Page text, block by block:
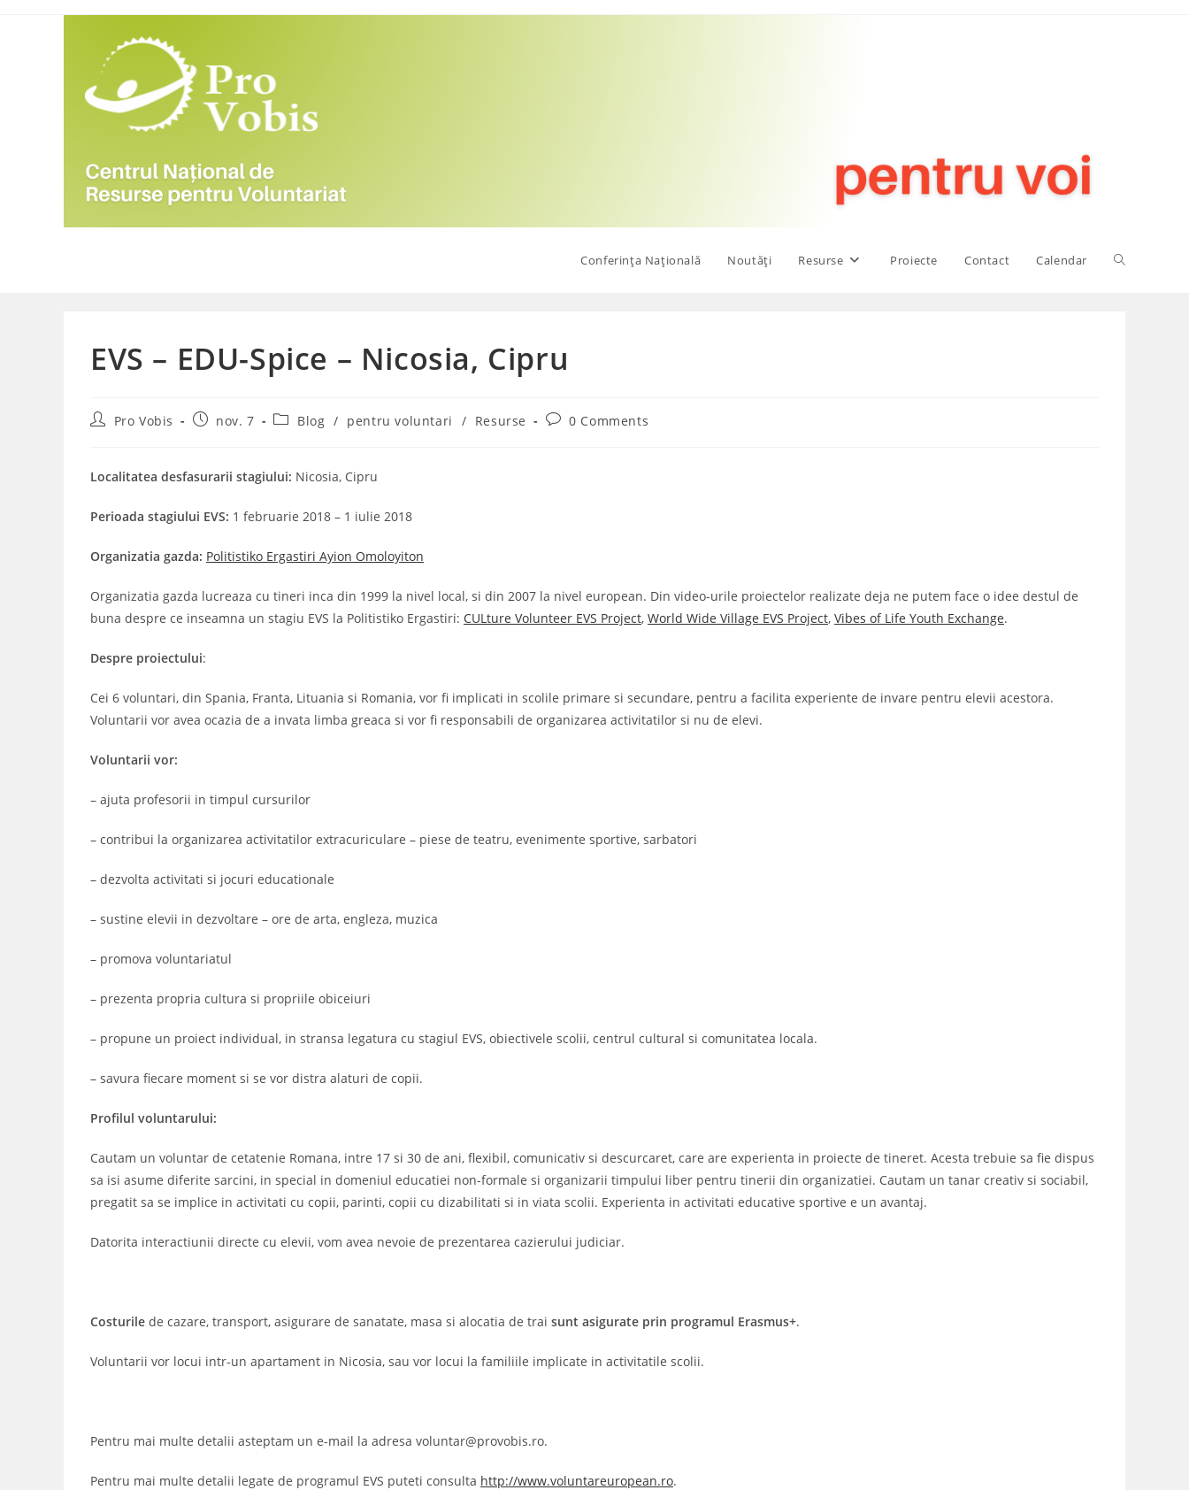
Conferința Națională Noutăți Resurse Proiecte Contact Calendar Toggle
EVS – EDU-Spice – Nicosia, Cipru
PostPro Vobis
Postnov. 7
PostBlog / pentru voluntari / Resurse
Post0 Comments
Localitatea desfasurarii stagiului: Nicosia, Cipru
Perioada stagiului EVS: 1 februarie 2018 – 1 iulie 2018
Organizatia gazda: Politistiko Ergastiri Ayion Omoloyiton
Organizatia gazda lucreaza cu tineri inca din 1999 la nivel local, si din 2007 la nivel european. Din video-urile proiectelor realizate deja ne putem face o idee destul de
buna despre ce inseamna un stagiu EVS la Politistiko Ergastiri: CULture Volunteer EVS Project, World Wide Village EVS Project, Vibes of Life Youth Exchange.
Despre proiectului:
Cei 6 voluntari, din Spania, Franta, Lituania si Romania, vor fi implicati in scolile primare si secundare, pentru a facilita experiente de invare pentru elevii acestora.
Voluntarii vor avea ocazia de a invata limba greaca si vor fi responsabili de organizarea activitatilor si nu de elevi.
Voluntarii vor:
– ajuta profesorii in timpul cursurilor
– contribui la organizarea activitatilor extracuriculare – piese de teatru, evenimente sportive, sarbatori
– dezvolta activitati si jocuri educationale
– sustine elevii in dezvoltare – ore de arta, engleza, muzica
– promova voluntariatul
– prezenta propria cultura si propriile obiceiuri
– propune un proiect individual, in stransa legatura cu stagiul EVS, obiectivele scolii, centrul cultural si comunitatea locala.
– savura fiecare moment si se vor distra alaturi de copii.
Profilul voluntarului:
Cautam un voluntar de cetatenie Romana, intre 17 si 30 de ani, flexibil, comunicativ si descurcaret, care are experienta in proiecte de tineret. Acesta trebuie sa fie dispus
sa isi asume diferite sarcini, in special in domeniul educatiei non-formale si organizarii timpului liber pentru tinerii din organizatiei. Cautam un tanar creativ si sociabil,
pregatit sa se implice in activitati cu copii, parinti, copii cu dizabilitati si in viata scolii. Experienta in activitati educative sportive e un avantaj.
Datorita interactiunii directe cu elevii, vom avea nevoie de prezentarea cazierului judiciar.
Costurile de cazare, transport, asigurare de sanatate, masa si alocatia de trai sunt asigurate prin programul Erasmus+.
Voluntarii vor locui intr-un apartament in Nicosia, sau vor locui la familiile implicate in activitatile scolii.
Pentru mai multe detalii asteptam un e-mail la adresa voluntar@provobis.ro.
Pentru mai multe detalii legate de programul EVS puteti consulta http://www.voluntareuropean.ro.